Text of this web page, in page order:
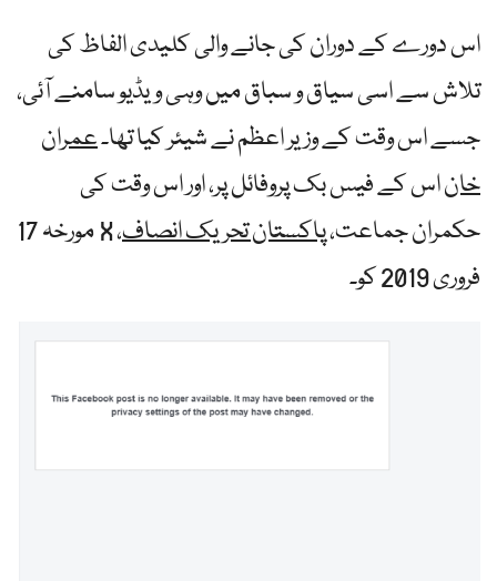
اس دورے کے دوران کی جانے والی کلیدی الفاظ کی
تلاش سے اسی سیاق و سباق میں وہی ویڈیو سامنے آئی،
جسے اس وقت کے وزیر اعظم نے شیئر کیا تھا۔عمران
خاناس کے فیس بک پروفائل پر، اور اس وقت کی
حکمران جماعت،پاکستان تحریک انصاف
، X مورخہ 17
فروری 2019 کو۔